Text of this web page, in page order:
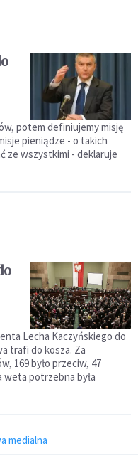
potem definiujemy misję
pieniądze - o takich
ze wszystkimi - deklaruje
Lecha Kaczyńskiego do
trafi do kosza. Za
169 było przeciw, 47
weta potrzebna była
medialna